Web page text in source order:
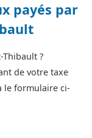
payés par
?
de votre taxe
le formulaire ci-